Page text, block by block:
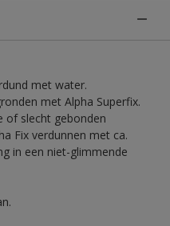
met water.
met Alpha Superfix.
of slecht gebonden
Fix verdunnen met ca.
in een niet-glimmende